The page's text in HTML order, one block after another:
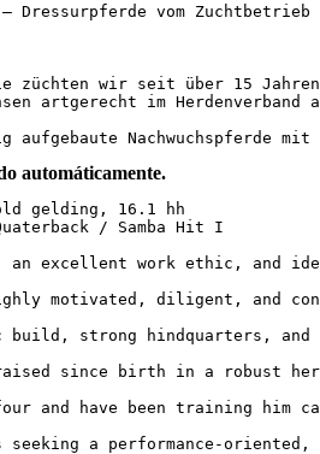
vom Zuchtbetrieb
züchten wir seit über 15
artgerecht im
aufgebaute Nachwuchspferde
automáticamente.
old gelding, 16.1 hh
/ Samba Hit I
excellent work ethic, and
motivated, diligent, and
strong hindquarters,
raised since birth in a robust
four and have been training
a performance-